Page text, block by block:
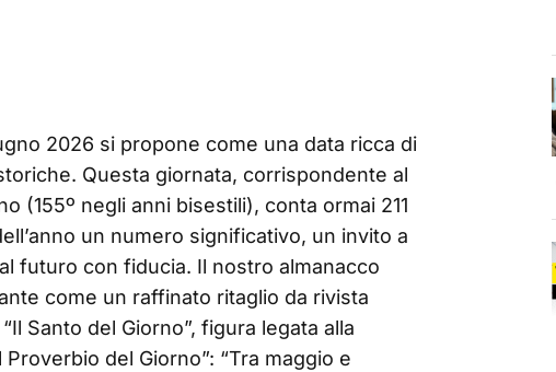
2026 si propone come una data ricca di
Questa giornata, corrispondente al
(155º negli anni bisestili), conta ormai 211
un numero significativo, un invito a
futuro con fiducia. Il nostro almanacco
come un raffinato ritaglio da rivista
Santo del Giorno”, figura legata alla
del Giorno”: “Tra maggio e